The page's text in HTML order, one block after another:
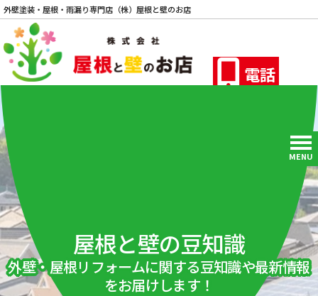
外壁塗装・屋根・雨漏り専門店（株）屋根と壁のお店
電話
MENU
屋根と壁の豆知識
外壁・屋根リフォームに関する豆知識や最新情報
をお届けします！